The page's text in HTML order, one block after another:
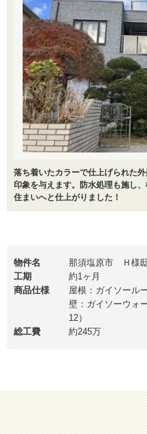
落ち着いたカラーで仕上げられた
印象を与えます。防水処理も施し
住まいへと仕上がりました！
物件名
那須塩原市 Ｈ様
工期
約1ヶ月
商品仕様
屋根：ガイソール
壁：ガイソーウォ
12）
総工費
約245万